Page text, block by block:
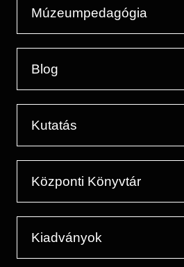
Múzeumpedagógia
Blog
Kutatás
Központi Könyvtár
Kiadványok